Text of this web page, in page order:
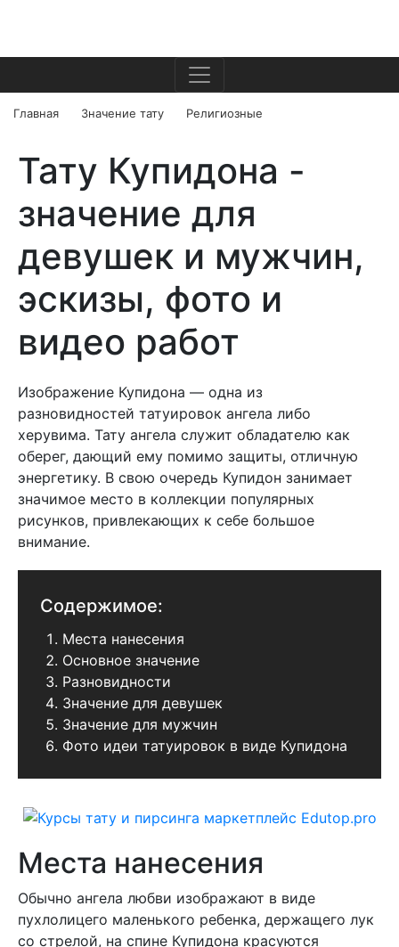
Главная Значение тату Религиозные
Тату Купидона -
значение для
девушек и мужчин,
эскизы, фото и
видео работ
Изображение Купидона — одна из
разновидностей татуировок ангела либо
херувима. Тату ангела служит обладателю как
оберег, дающий ему помимо защиты, отличную
энергетику. В свою очередь Купидон занимает
значимое место в коллекции популярных
рисунков, привлекающих к себе большое
внимание.
Содержимое:
Места нанесения
Основное значение
Разновидности
Значение для девушек
Значение для мужчин
Фото идеи татуировок в виде Купидона
Места нанесения
Обычно ангела любви изображают в виде
пухлолицего маленького ребенка, держащего лук
со стрелой, на спине Купидона красуются